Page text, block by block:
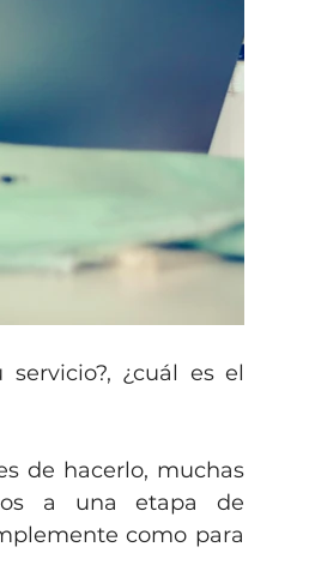
¿cuál es el
de hacerlo, muchas
a una etapa de
como para